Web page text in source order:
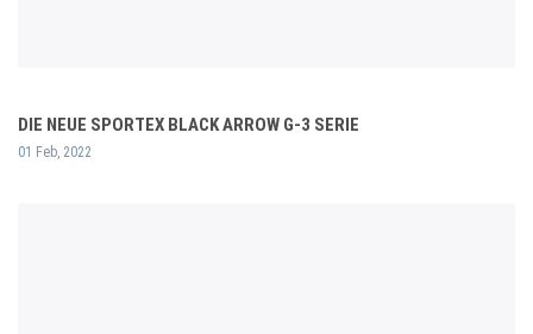
DIE NEUE SPORTEX BLACK ARROW G-3 SERIE
01 Feb, 2022